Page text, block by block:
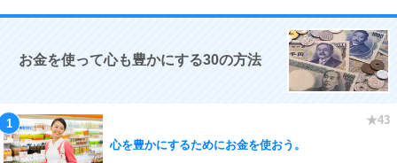
お金を使って心も豊かにする30の方法
心を豊かにするためにお金を使おう。